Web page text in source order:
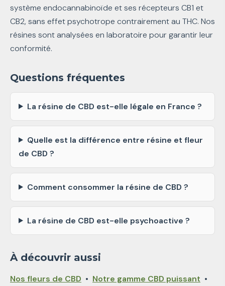
système endocannabinoïde et ses récepteurs CB1 et
CB2, sans effet psychotrope contrairement au THC. Nos
résines sont analysées en laboratoire pour garantir leur
conformité.
Questions fréquentes
La résine de CBD est-elle légale en France ?
Quelle est la différence entre résine et fleur
de CBD ?
Comment consommer la résine de CBD ?
La résine de CBD est-elle psychoactive ?
À découvrir aussi
Nos fleurs de CBD • Notre gamme CBD puissant •